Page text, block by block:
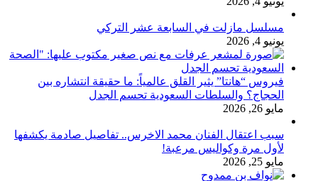
مسلسل مازلت في السابعة عشر التركي
يونيو 4, 2026
فيروس “هانتا” يثير القلق عالمياً: ما حقيقة انتشاره بين
الحجاج؟ والسلطات السعودية تحسم الجدل
مايو 26, 2026
سبب اعتقال الفنان محمد الاخرس.. تفاصيل صادمة يكشفها
لأول مرة وكواليس مرعبة!
مايو 25, 2026